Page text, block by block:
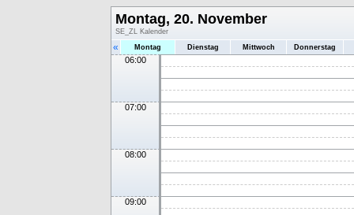
Montag, 20. November
SE_ZL Kalender
« Montag Dienstag Mittwoch Donnerstag
06:00
07:00
08:00
09:00